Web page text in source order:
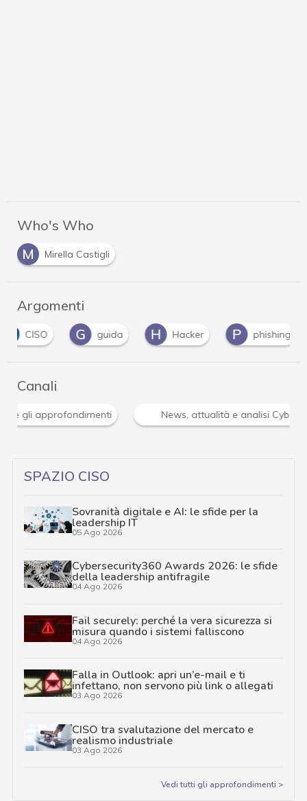
Who's Who
M
Mirella Castigli
Argomenti
G
guida H Hacker P phishing S
Canali
Attacchi hacker e Malware: le ultime news in tempo
SPAZIO CISO
Sovranità digitale e AI: le sfide per la
leadership IT
05 Ago 2026
Cybersecurity360 Awards 2026: le sfide
della leadership antifragile
04 Ago 2026
Fail securely: perché la vera sicurezza si
misura quando i sistemi falliscono
04 Ago 2026
Falla in Outlook: apri un’e-mail e ti
infettano, non servono più link o allegati
03 Ago 2026
CISO tra svalutazione del mercato e
realismo industriale
03 Ago 2026
Vedi tutti gli approfondimenti >